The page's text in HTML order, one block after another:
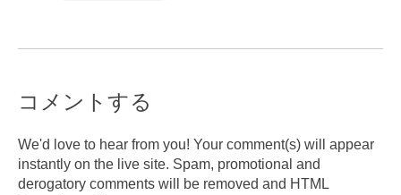
コメントする
We'd love to hear from you! Your comment(s) will appear
instantly on the live site. Spam, promotional and
derogatory comments will be removed and HTML